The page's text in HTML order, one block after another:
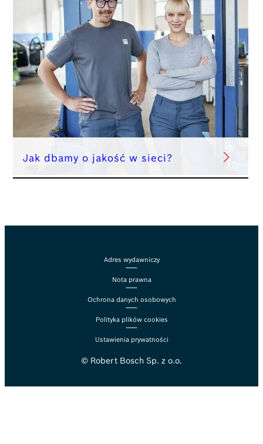
Jak dbamy o jakość w sieci?
Adres wydawniczy
Nota prawna
Ochrona danych osobowych
Polityka plików cookies
Ustawienia prywatności
© Robert Bosch Sp. z o.o.